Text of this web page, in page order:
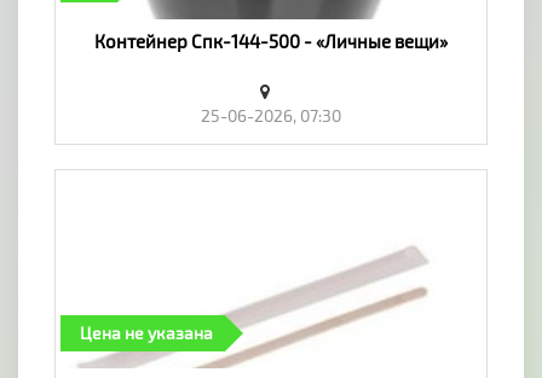
Контейнер Спк-144-500 - «Личные вещи»
25-06-2026, 07:30
Цена не указана